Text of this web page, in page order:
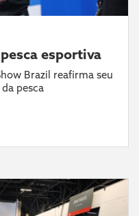
esportiva
Brazil reafirma seu
pesca